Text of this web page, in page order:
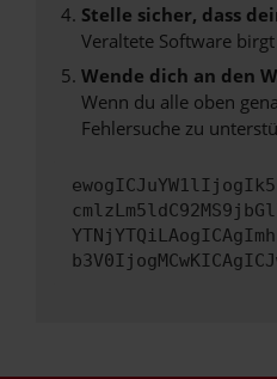
Stelle sicher, dass
Veraltete Software
Wende dich an den
Wenn du alle oben
Fehlersuche zu